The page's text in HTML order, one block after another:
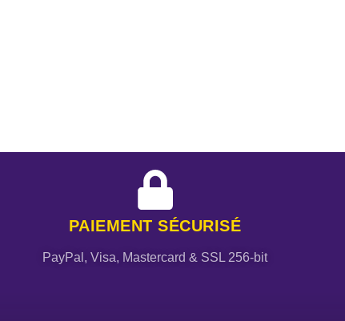
PAIEMENT SÉCURISÉ
PayPal, Visa, Mastercard & SSL 256-bit